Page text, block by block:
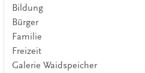
Bildung
Bürger
Familie
Freizeit
Galerie Waidspeicher